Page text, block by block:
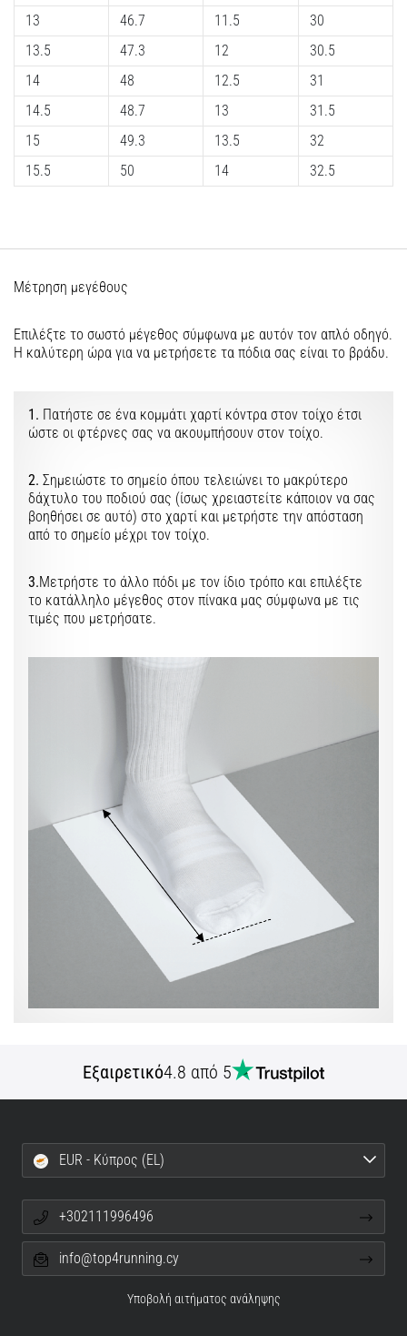
shuttle
run
δοκιμάζει
την
ταχύτητα,
την
ευκιννησία
και
τις
σωστά,
…
6. 8. 2026
Γόνατο
του
Αίτια,
Αντιμετώπιση
και
γόνατο
του
(runner's
13
13.5
14
14.5
15
15.5
46.7
47.3
48
48.7
49.3
50
11.5
12
12.5
13
13.5
14
30
30.5
31
31.5
32
32.5
Μέτρηση μεγέθους
Επιλέξτε το σωστό μέγεθος σύμφωνα με αυτόν τον απλό οδηγό.
Η καλύτερη ώρα για να μετρήσετε τα πόδια σας είναι το βράδυ.
1. Πατήστε σε ένα κομμάτι χαρτί κόντρα στον τοίχο έτσι
ώστε οι φτέρνες σας να ακουμπήσουν στον τοίχο.
2. Σημειώστε το σημείο όπου τελειώνει το μακρύτερο
δάχτυλο του ποδιού σας (ίσως χρειαστείτε κάποιον να σας
βοηθήσει σε αυτό) στο χαρτί και μετρήστε την απόσταση
από το σημείο μέχρι τον τοίχο.
3.Μετρήστε το άλλο πόδι με τον ίδιο τρόπο και επιλέξτε
το κατάλληλο μέγεθος στον πίνακα μας σύμφωνα με τις
τιμές που μετρήσατε.
Εξαιρετικό4.8 από 5
EUR - Κύπρος (EL)
+302111996496
info@top4running.cy
Υποβολή αιτήματος ανάληψης